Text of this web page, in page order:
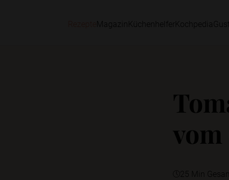
Magazin Küchenhelfer Kochpedia
25 Min